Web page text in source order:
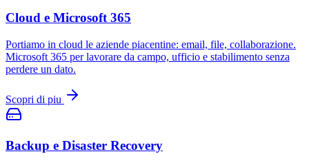
Cloud e Microsoft 365
Portiamo in cloud le aziende piacentine: email, file, collaborazione.
Microsoft 365 per lavorare da campo, ufficio e stabilimento senza
perdere un dato.
Scopri di piu
Backup e Disaster Recovery